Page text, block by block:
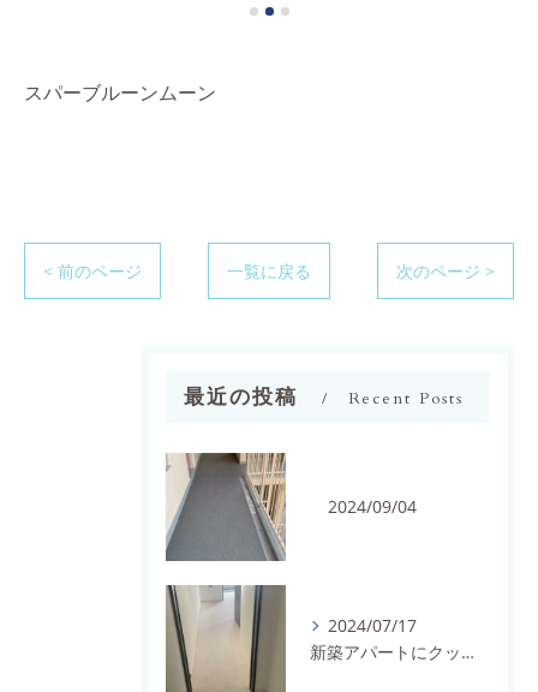
スパーブルーンムーン
< 前のページ 一覧に戻る 次のページ >
最近の投稿 Recent Posts
2024/09/04
2024/07/17
新築アパートにクッションフロアを施工しました。